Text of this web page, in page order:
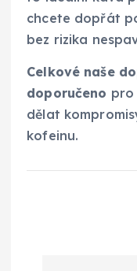
chcete dopřát
bez rizika
Celkové naše
doporučeno pro
dělat
kofeinu.